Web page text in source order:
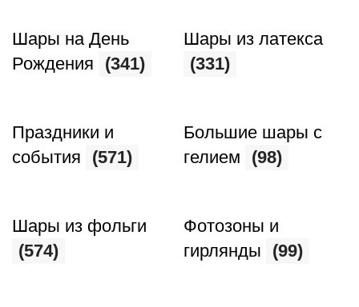
Шары на День
Рождения
(341)
Шары из латекса
(331)
Праздники и
события
(571)
Большие шары с
гелием
(98)
Шары из фольги
(574)
Фотозоны и
гирлянды
(99)